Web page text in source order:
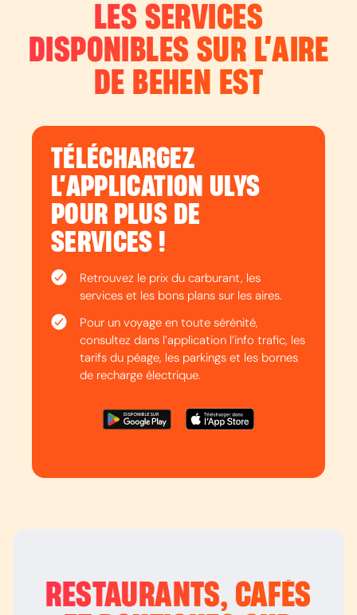
LES SERVICES
DISPONIBLES SUR L’AIRE
DE BEHEN EST
TÉLÉCHARGEZ
L’APPLICATION ULYS
POUR PLUS DE
SERVICES !
Retrouvez le prix du carburant, les
services et les bons plans sur les aires.
Pour un voyage en toute sérénité,
consultez dans l’application l’info trafic, les
tarifs du péage, les parkings et les bornes
de recharge électrique.
RESTAURANTS, CAFÉS